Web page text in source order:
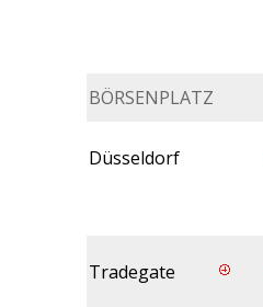
BÖRSENPLATZ
Düsseldorf
Tradegate